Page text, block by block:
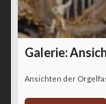
Galerie:
Ansichten der